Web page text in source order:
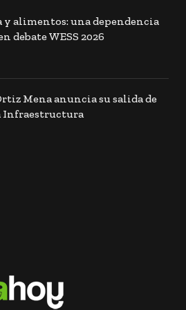
y alimentos: una dependencia
debate WESS 2026
Mena anuncia su salida de
Infraestructura